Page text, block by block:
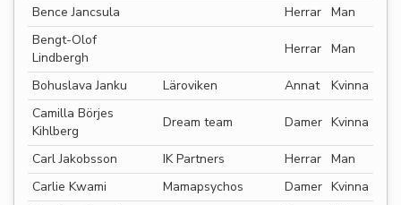
Bence Jancsula
Herrar Man
Bengt-Olof
Lindbergh
Herrar Man
Bohuslava Janku Läroviken Annat
Kvinna
Camilla Börjes
Kihlberg
Dream team Damer Kvinna
Carl Jakobsson IK Partners Herrar Man
Carlie Kwami
Mamapsychos Damer Kvinna